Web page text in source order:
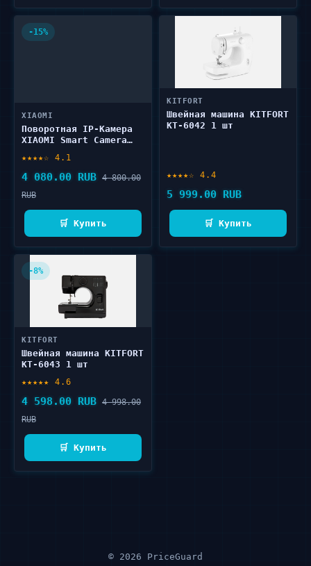
-15%
XIAOMI
Поворотная IP-Камера
XIAOMI Smart Camera
★★★★☆ 4.1
4 080.00 RUB 4 800.00
RUB
🛒 Купить
KITFORT
Швейная машина KITFORT
KT-6042 1 шт
★★★★☆ 4.4
5 999.00 RUB
🛒 Купить
-8%
KITFORT
Швейная машина KITFORT
KT-6043 1 шт
★★★★★ 4.6
4 598.00 RUB 4 998.00
RUB
🛒 Купить
© 2026 PriceGuard